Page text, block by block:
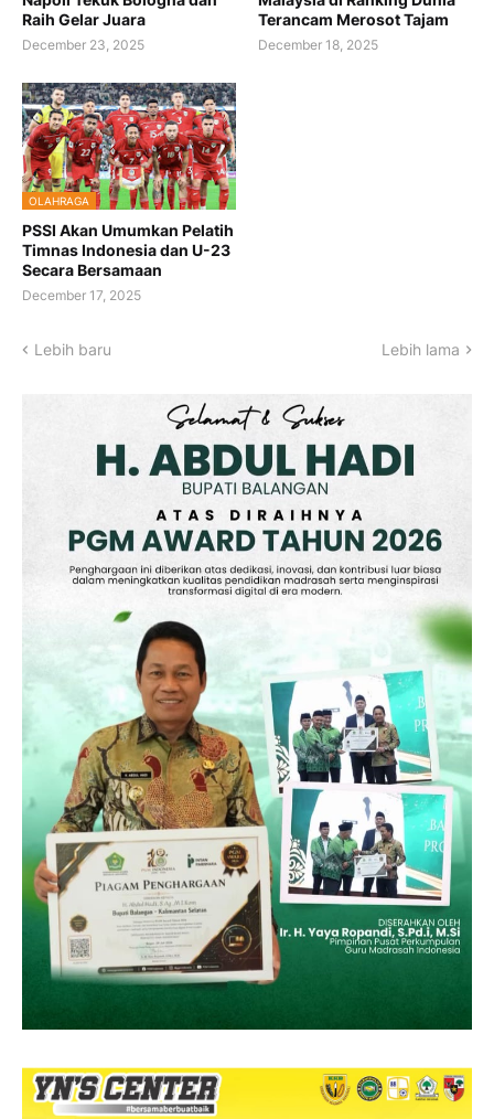
Raih Gelar Juara
December 23, 2025
Terancam Merosot Tajam
December 18, 2025
OLAHRAGA
PSSI Akan Umumkan Pelatih
Timnas Indonesia dan U-23
Secara Bersamaan
December 17, 2025
Lebih baru Lebih lama